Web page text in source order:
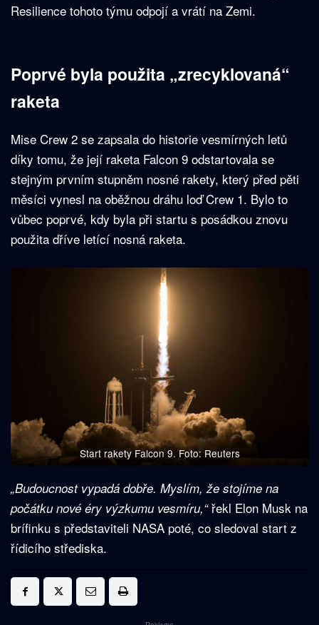
Resilience tohoto týmu odpojí a vrátí na Zemi.
Poprvé byla použita „zrecyklovaná“
raketa
Mise Crew 2 se zapsala do historie vesmírných letů
díky tomu, že její raketa Falcon 9 odstartovala se
stejným prvním stupněm nosné rakety, který před pěti
měsíci vynesl na oběžnou dráhu loď Crew 1. Bylo to
vůbec poprvé, kdy byla při startu s posádkou znovu
použita dříve letící nosná raketa.
Start rakety Falcon 9. Foto: Reuters
„Budoucnost vypadá dobře. Myslím, že stojíme na
počátku nové éry výzkumu vesmíru,“řekl Elon Musk na
brífinku s představiteli NASA poté, co sledoval start z
řídicího střediska.